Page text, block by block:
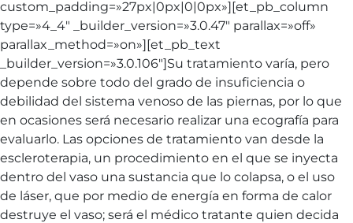
custom_padding=»27px|0px|0|0px»][et_pb_column
type=»4_4″ _builder_version=»3.0.47″ parallax=»off»
parallax_method=»on»][et_pb_text
_builder_version=»3.0.106″]Su tratamiento varía, pero
depende sobre todo del grado de insuficiencia o
debilidad del sistema venoso de las piernas, por lo que
en ocasiones será necesario realizar una ecografía para
evaluarlo. Las opciones de tratamiento van desde la
escleroterapia, un procedimiento en el que se inyecta
dentro del vaso una sustancia que lo colapsa, o el uso
de láser, que por medio de energía en forma de calor
destruye el vaso; será el médico tratante quien decida